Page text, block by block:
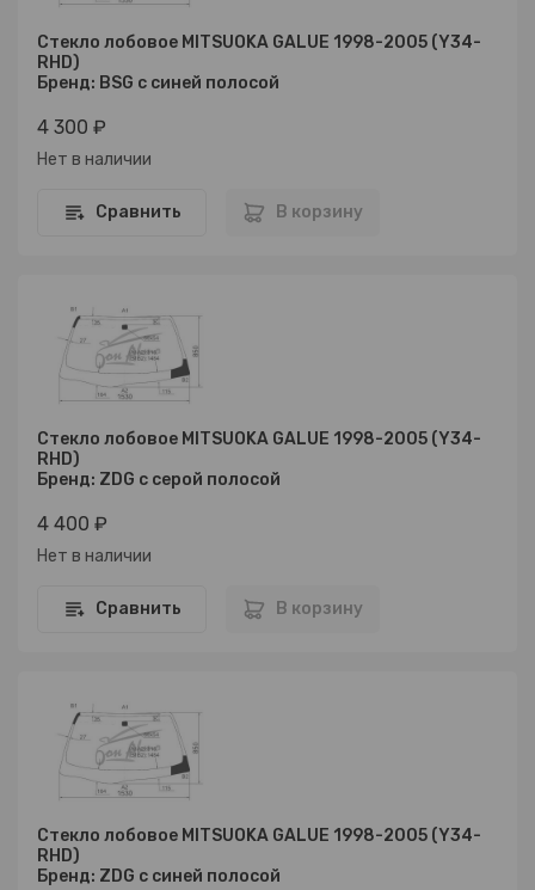
Стекло лобовое MITSUOKA GALUE 1998-2005 (Y34-
RHD)
Бренд: BSG с синей полосой
4 300 ₽
Нет в наличии
Сравнить В корзину
Стекло лобовое MITSUOKA GALUE 1998-2005 (Y34-
RHD)
Бренд: ZDG с серой полосой
4 400 ₽
Нет в наличии
Сравнить В корзину
Стекло лобовое MITSUOKA GALUE 1998-2005 (Y34-
RHD)
Бренд: ZDG с синей полосой